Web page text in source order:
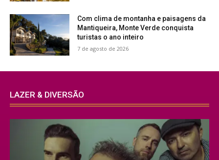
Com clima de montanha e paisagens da
Mantiqueira, Monte Verde conquista
turistas o ano inteiro
7 de agosto de 2026
LAZER & DIVERSÃO